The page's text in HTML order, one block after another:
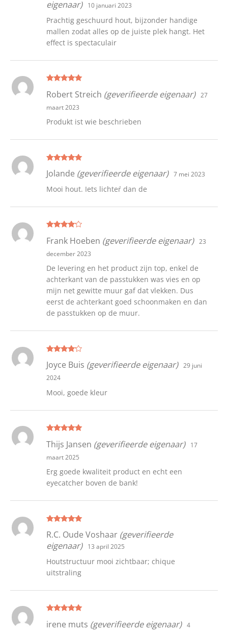
eigenaar) 10 januari 2023
Prachtig geschuurd hout, bijzonder handige
mallen zodat alles op de juiste plek hangt. Het
effect is spectaculair
d5uit 5
Robert Streich (geverifieerde eigenaar)
27
maart 2023
Produkt ist wie beschrieben
d5 uit 5
Jolande (geverifieerde eigenaar) 7 mei 2023
Mooi hout. Iets lichteŕ dan de
erd4uit 5
Frank Hoeben (geverifieerde eigenaar)
23
december 2023
De levering en het product zijn top, enkel de
achterkant van de passtukken was vies en op
mijn net gewitte muur gaf dat vlekken. Dus
eerst de achterkant goed schoonmaken en dan
de passtukken op de muur.
erd4uit 5
Joyce Buis (geverifieerde eigenaar)
29 juni
2024
Mooi, goede kleur
d 5uit 5
Thijs Jansen (geverifieerde eigenaar)
17
maart 2025
Erg goede kwaliteit product en echt een
eyecatcher boven de bank!
d5uit 5
R.C. Oude Voshaar (geverifieerde
eigenaar)
13 april 2025
Houtstructuur mooi zichtbaar; chique
uitstraling
d5uit 5
irene muts (geverifieerde eigenaar)
4